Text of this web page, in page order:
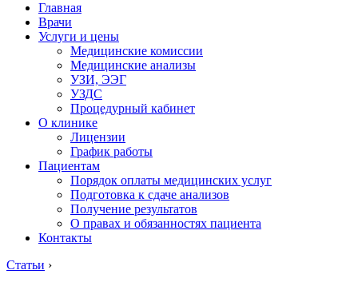
Главная
Врачи
Услуги и цены
Медицинские комиссии
Медицинские анализы
УЗИ, ЭЭГ
УЗДС
Процедурный кабинет
О клинике
Лицензии
График работы
Пациентам
Порядок оплаты медицинских услуг
Подготовка к сдаче анализов
Получение результатов
О правах и обязанностях пациента
Контакты
Статьи ›